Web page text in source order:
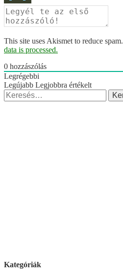
This site uses Akismet to reduce spam.
data is processed.
0 hozzászólás
Legrégebbi
Legújabb Legjobbra értékelt
Keresés:
Kategóriák